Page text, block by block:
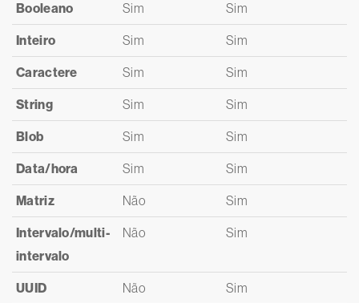
Booleano Sim Sim
Inteiro Sim Sim
Caractere Sim Sim
String Sim Sim
Blob Sim Sim
Data/hora Sim Sim
Matriz Não Sim
Intervalo/multi-
intervalo
Não Sim
UUID Não Sim